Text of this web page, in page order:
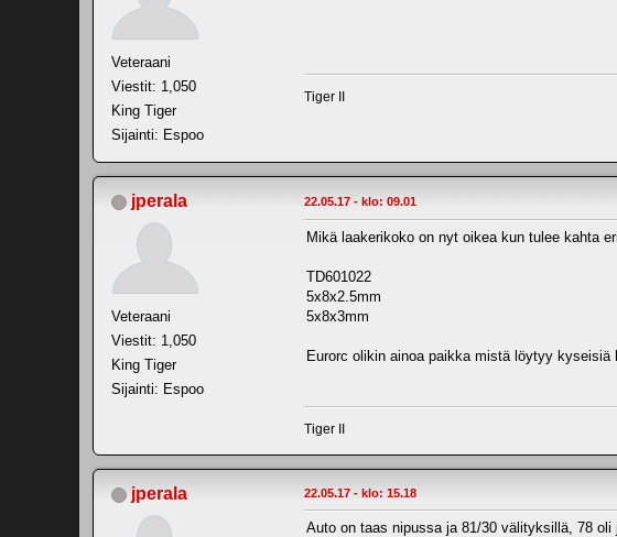
Veteraani
Viestit: 1,050
King Tiger
Sijainti: Espoo
Tiger II
jperala
Veteraani
Viestit: 1,050
King Tiger
Sijainti: Espoo
22.05.17 - klo: 09.01
Mikä laakerikoko on nyt oikea kun tulee kahta
TD601022
5x8x2.5mm
5x8x3mm
Eurorc olikin ainoa paikka mistä löytyy
Tiger II
jperala 22.05.17 - klo: 15.18
Auto on taas nipussa ja 81/30 välityksillä, 78